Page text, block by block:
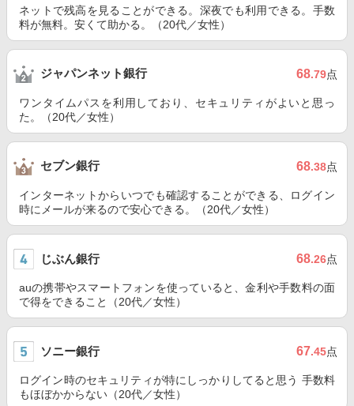
ネットで残高を見ることができる。深夜でも利用できる。手数
料が無料。安くて助かる。（20代／女性）
ジャパンネット銀行 68.79点
ワンタイムパスを利用しており、セキュリティがよいと思っ
た。（20代／女性）
セブン銀行 68.38点
インターネットからいつでも確認することができる、ログイン
時にメールが来るので安心できる。（20代／女性）
じぶん銀行 68.26点
auの携帯やスマートフォンを使っていると、金利や手数料の面
で得をできること（20代／女性）
ソニー銀行 67.45点
ログイン時のセキュリティが特にしっかりしてると思う 手数料
もほぼかからない（20代／女性）